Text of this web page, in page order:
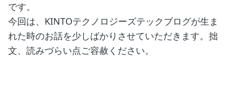
です。
今回は、KINTOテクノロジーズテックブログが生ま
れた時のお話を少しばかりさせていただきます。拙
文、読みづらい点ご容赦ください。